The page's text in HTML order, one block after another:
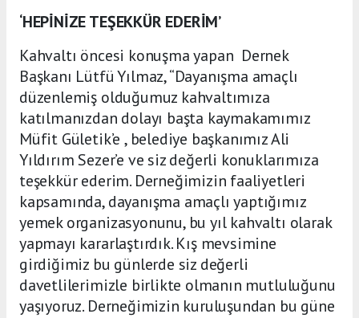
‘HEPİNİZE TEŞEKKÜR EDERİM’
Kahvaltı öncesi konuşma yapan Dernek
Başkanı Lütfü Yılmaz, “Dayanışma amaçlı
düzenlemiş olduğumuz kahvaltımıza
katılmanızdan dolayı başta kaymakamımız
Müfit Gületik’e , belediye başkanımız Ali
Yıldırım Sezer’e ve siz değerli konuklarımıza
teşekkür ederim. Derneğimizin faaliyetleri
kapsamında, dayanışma amaçlı yaptığımız
yemek organizasyonunu, bu yıl kahvaltı olarak
yapmayı kararlaştırdık. Kış mevsimine
girdiğimiz bu günlerde siz değerli
davetlilerimizle birlikte olmanın mutluluğunu
yaşıyoruz. Derneğimizin kuruluşundan bu güne